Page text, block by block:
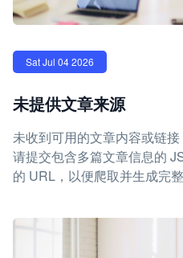
Sat Jul 04 2026
未提供文章来源
未收到可用的文章内容或链接
请提交包含多篇文章信息的
的 URL，以便爬取并生成完